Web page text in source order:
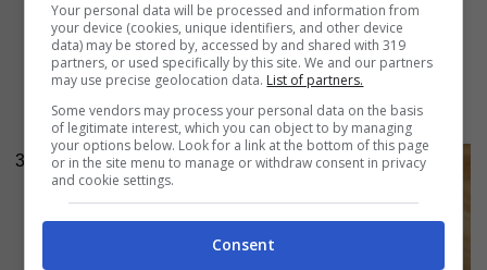
3
sale e continuiamo ad impastare fino ad
ottenere un panetto elastico e omogeneo che
dovremo coprire e lasciar lievitare fino al
raddoppio (circa 2 ore);
Your personal data will be processed and information from
your device (cookies, unique identifiers, and other device
data) may be stored by, accessed by and shared with 319
partners, or used specifically by this site. We and our partners
may use precise geolocation data. List of partners.
Some vendors may process your personal data on the basis
of legitimate interest, which you can object to by managing
your options below. Look for a link at the bottom of this page
or in the site menu to manage or withdraw consent in privacy
and cookie settings.
Consent